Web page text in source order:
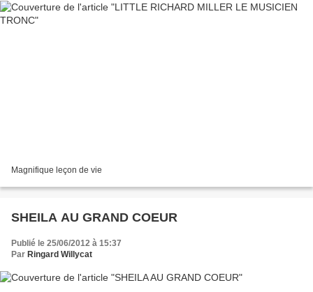
Magnifique leçon de vie
SHEILA AU GRAND COEUR
Publié le 25/06/2012 à 15:37
Par Ringard Willycat